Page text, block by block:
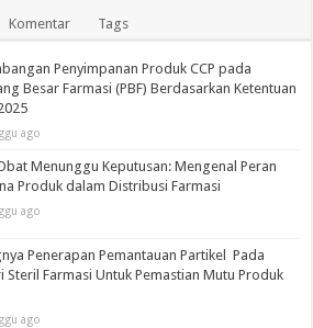
Komentar Tags
Penyimpanan Produk CCP pada
Besar Farmasi (PBF) Berdasarkan Ketentuan
ago
Menunggu Keputusan: Mengenal Peran
Produk dalam Distribusi Farmasi
ago
Penerapan Pemantauan Partikel Pada
Steril Farmasi Untuk Pemastian Mutu Produk
ago